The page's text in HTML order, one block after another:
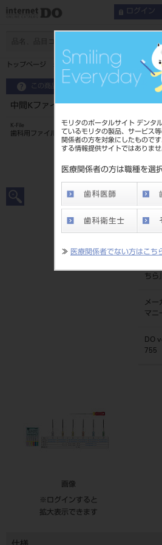
モリタのポータルサイト デンタ
ているモリタの製品、サービス
関係者の方を対象にしたもので
する情報提供サイトではありませ
医療関係者の方は職種を選
≫ 医療関係者でない方はこち
ログイン
トップページ 中間Kファイル 25mm 6入
この商品に関するお問い合わせ
中間Kファイル 25mm 6入 ＃37
K-File
歯科用ファイル
標準
覧く
ネ
ちら
メー
マニ
DO
755
画像
※ログインすると
拡大表示できます